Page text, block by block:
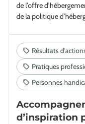
de l’offre
de la politique
d’inspiration